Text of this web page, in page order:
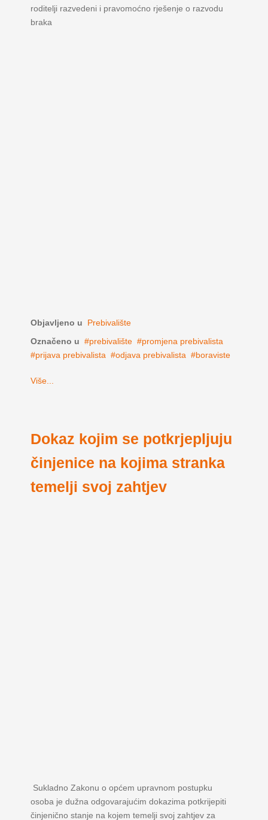
roditelji razvedeni i pravomoćno rješenje o razvodu
braka
Objavljeno u
Prebivalište
Označeno u
prebivalište
promjena prebivalista
prijava prebivalista
odjava prebivalista boraviste
Više...
Dokaz kojim se potkrjepljuju
činjenice na kojima stranka
temelji svoj zahtjev
Sukladno Zakonu o općem upravnom postupku
osoba je dužna odgovarajućim dokazima potkrijepiti
činjenično stanje na kojem temelji svoj zahtjev za